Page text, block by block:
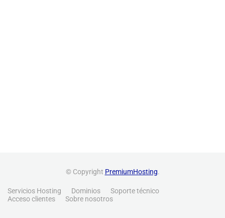
© Copyright PremiumHosting.
Servicios Hosting Dominios
Soporte técnico
Acceso clientes
Sobre nosotros